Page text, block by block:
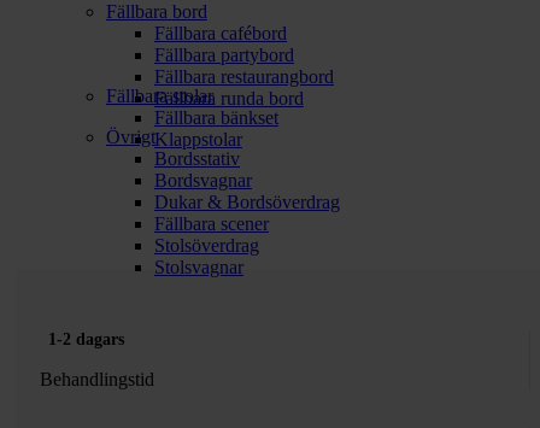
Fällbara bord
Fällbara cafébord
Fällbara partybord
Fällbara restaurangbord
Fällbara runda bord
Fällbara stolar
Fällbara bänkset
Klappstolar
Övrigt
Bordsstativ
Bordsvagnar
Dukar & Bordsöverdrag
Fällbara scener
Stolsöverdrag
Stolsvagnar
1-2 dagars
Behandlingstid